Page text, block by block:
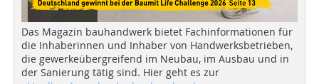
Das Magazin bauhandwerk bietet Fachinformationen für
die Inhaberinnen und Inhaber von Handwerksbetrieben,
die gewerkeübergreifend im Neubau, im Ausbau und in
der Sanierung tätig sind. Hier geht es zur